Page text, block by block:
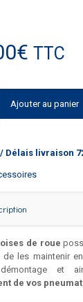
€ TTC
Ajouter au panier
de roue
de les maintenir
et
de vos